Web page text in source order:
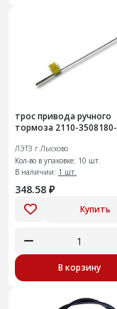
трос привода ручного
тормоза 2110-
ЛЭТЗ г.Лысково
Кол-во в упаковке: 10 шт.
В наличии: 1 шт.
348.58 ₽
Купить
В корзину